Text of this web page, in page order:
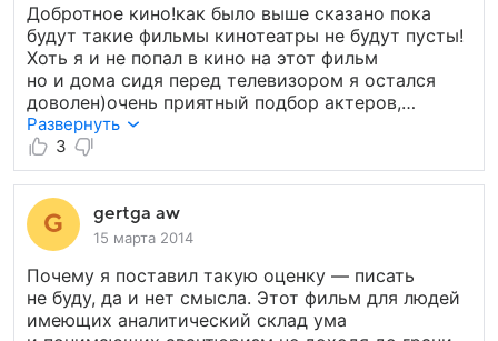
Добротное кино!как было выше сказано пока
будут такие фильмы кинотеатры не будут пусты!
Хоть я и не попал в кино на этот фильм
но и дома сидя перед телевизором я остался
доволен)очень приятный подбор актеров,
добротные спецэффекты в общем все на высшем
уровне кино наших дней)даже почти
неожиданный конец)))Так что могу сказать
что кино высший класс рекомендую!
Развернуть
3
gertga aw
15 марта 2014
Почему я поставил такую оценку — писать
не буду, да и нет смысла. Этот фильм для людей
имеющих аналитический склад ума